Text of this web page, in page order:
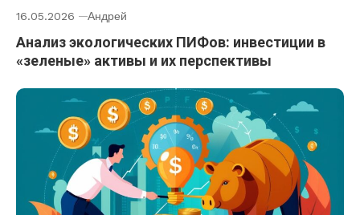
16.05.2026 Андрей
Анализ экологических ПИФов: инвестиции в
«зеленые» активы и их перспективы